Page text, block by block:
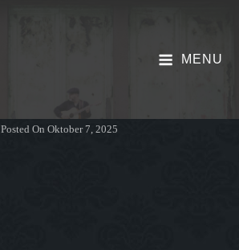
MENU
Posted On Oktober 7, 2025